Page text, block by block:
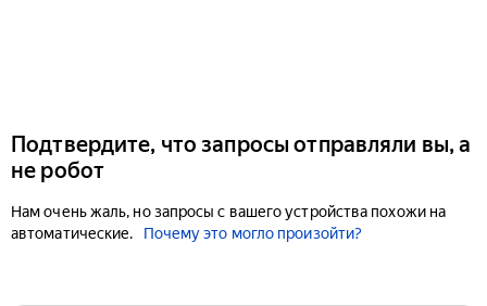
Подтвердите, что запросы отправляли вы, а
не робот
Нам очень жаль, но запросы с вашего устройства похожи на
автоматические.
Почему это могло произойти?